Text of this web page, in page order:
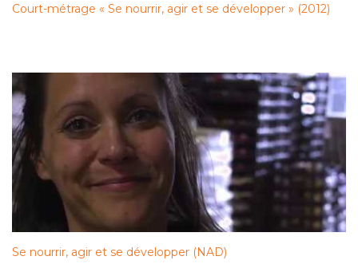
Court-métrage « Se nourrir, agir et se développer » (2012)
Se nourrir, agir et se développer (NAD)